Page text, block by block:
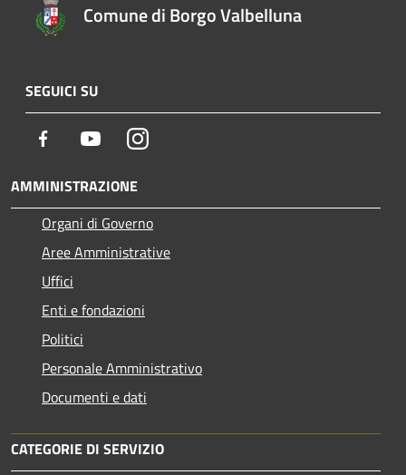
Comune di Borgo Valbelluna
SEGUICI SU
Facebook YoutubeInstagram
AMMINISTRAZIONE
Organi di Governo
Aree Amministrative
Uffici
Enti e fondazioni
Politici
Personale Amministrativo
Documenti e dati
CATEGORIE DI SERVIZIO